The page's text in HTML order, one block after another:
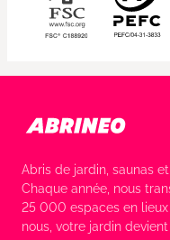
Abris de jardin, saunas
Chaque année, nous
25 000 espaces en lieux
nous, votre jardin